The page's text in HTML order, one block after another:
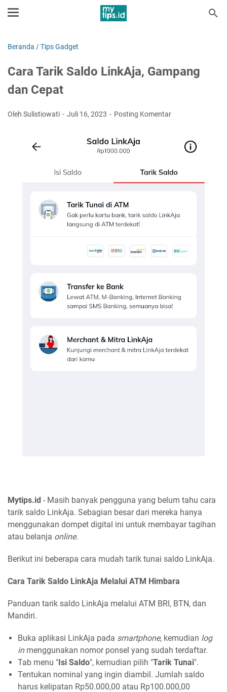
Beranda /Tips Gadget
Cara Tarik Saldo LinkAja, Gampang
dan Cepat
Oleh Sulistiowati Juli 16, 2023 Posting Komentar
Mytips.id - Masih banyak pengguna yang belum tahu cara
tarik saldo LinkAja. Sebagian besar dari mereka hanya
menggunakan dompet digital ini untuk membayar tagihan
atau belanja online.
Berikut ini beberapa cara mudah tarik tunai saldo LinkAja.
Cara Tarik Saldo LinkAja Melalui ATM Himbara
Panduan tarik saldo LinkAja melalui ATM BRI, BTN, dan
Mandiri.
Buka aplikasi LinkAja pada smartphone, kemudian log
inmenggunakan nomor ponsel yang sudah terdaftar.
Tab menu "Isi Saldo", kemudian pilih "Tarik Tunai".
Tentukan nominal yang ingin diambil. Jumlah saldo
harus kelipatan Rp50.000,00 atau Rp100.000,00